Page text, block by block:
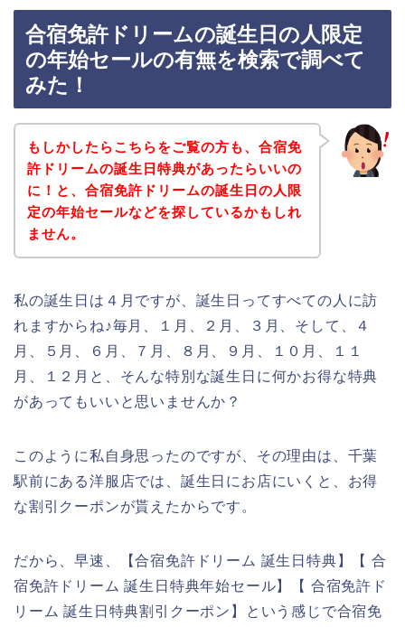
合宿免許ドリームの誕生日の人限定
の年始セールの有無を検索で調べて
みた！
もしかしたらこちらをご覧の方も、合宿免
許ドリームの誕生日特典があったらいいの
に！と、合宿免許ドリームの誕生日の人限
定の年始セールなどを探しているかもしれ
ません。
私の誕生日は４月ですが、誕生日ってすべての人に訪
れますからね♪毎月、１月、２月、３月、そして、４
月、５月、６月、７月、８月、９月、１０月、１１
月、１２月と、そんな特別な誕生日に何かお得な特典
があってもいいと思いませんか？
このように私自身思ったのですが、その理由は、千葉
駅前にある洋服店では、誕生日にお店にいくと、お得
な割引クーポンが貰えたからです。
だから、早速、【合宿免許ドリーム 誕生日特典】【 合
宿免許ドリーム 誕生日特典年始セール】【 合宿免許ド
リーム 誕生日特典割引クーポン】という感じで合宿免